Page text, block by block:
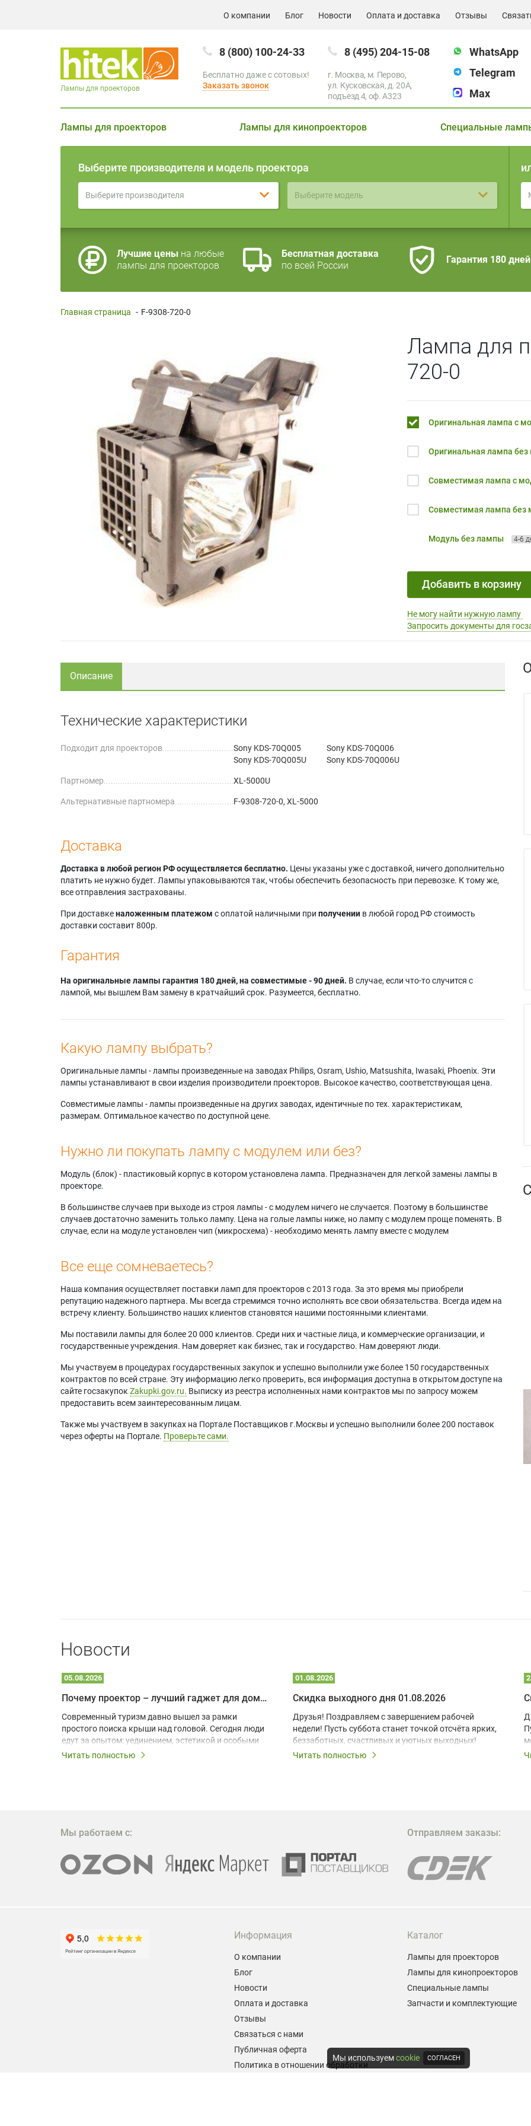
О компании Блог Новости Оплата и доставка Отзывы
8 (800) 100-24-33
Бесплатно даже с сотовых!
Заказать звонок
8 (495) 204-15-08
г. Москва, м. Перово,
ул. Кусковская, д. 20А,
подъезд 4, оф. A323
WhatsApp
Telegram
Max
Лампы для проекторов
Лампы для проекторов Лампы для кинопроекторов Специальные
Выберите производителя и модель проектора
Выберите производителя Выберите модель
Лучшие цены на любые
лампы для проекторов
Бесплатная доставка
по всей России
Гарантия 180 дней
Главная страница - F-9308-720-0
Лампа для
720-0
Оригинальная лампа с
Оригинальная лампа без
Совместимая лампа с
Совместимая лампа без
Модуль без лампы 4-6
Добавить в корзину
Не могу найти нужную лампу
Запросить документы для
Описание
Технические характеристики
Подходит для проекторов
Sony KDS-70Q005
Sony KDS-70Q005U
Sony KDS-70Q006
Sony KDS-70Q006U
Партномер XL-5000U
Альтернативные партномера F-9308-720-0, XL-5000
Доставка
Доставка в любой регион РФ осуществляется бесплатно. Цены указаны уже с доставкой, ничего дополнительно
платить не нужно будет. Лампы упаковываются так, чтобы обеспечить безопасность при перевозке. К тому же,
все отправления застрахованы.
При доставкеналоженным платежом с оплатой наличными при получении в любой город РФ стоимость
доставки составит 800р.
Гарантия
На оригинальные лампы гарантия 180 дней, на совместимые - 90 дней. В случае, если что-то случится с
лампой, мы вышлем Вам замену в кратчайший срок. Разумеется, бесплатно.
Какую лампу выбрать?
Оригинальные лампы - лампы произведенные на заводах Philips, Osram, Ushio, Matsushita, Iwasaki, Phoenix. Эти
лампы устанавливают в свои изделия производители проекторов. Высокое качество, соответствующая цена.
Совместимые лампы - лампы произведенные на других заводах, идентичные по тех. характеристикам,
размерам. Оптимальное качество по доступной цене.
Нужно ли покупать лампу с модулем или без?
Модуль (блок) - пластиковый корпус в котором установлена лампа. Предназначен для легкой замены лампы в
проекторе.
В большинстве случаев при выходе из строя лампы - с модулем ничего не случается. Поэтому в большинстве
случаев достаточно заменить только лампу. Цена на голые лампы ниже, но лампу с модулем проще поменять. В
случае, если на модуле установлен чип (микросхема) - необходимо менять лампу вместе с модулем
Все еще сомневаетесь?
Наша компания осуществляет поставки ламп для проекторов с 2013 года. За это время мы приобрели
репутацию надежного партнера. Мы всегда стремимся точно исполнять все свои обязательства. Всегда идем на
встречу клиенту. Большинство наших клиентов становятся нашими постоянными клиентами.
Мы поставили лампы для более 20 000 клиентов. Среди них и частные лица, и коммерческие организации, и
государственные учреждения. Нам доверяет как бизнес, так и государство. Нам доверяют люди.
Мы участвуем в процедурах государственных закупок и успешно выполнили уже более 150 государственных
контрактов по всей стране. Эту информацию легко проверить, вся информация доступна в открытом доступе на
сайте госзакупок Zakupki.gov.ru. Выписку из реестра исполненных нами контрактов мы по запросу можем
предоставить всем заинтересованным лицам.
Также мы участвуем в закупках на Портале Поставщиков г.Москвы и успешно выполнили более 200 поставок
через оферты на Портале. Проверьте сами.
Новости
05.08.2026
Почему проектор – лучший гаджет для домика в глэмпинге
Современный туризм давно вышел за рамки
простого поиска крыши над головой. Сегодня люди
едут за опытом: уединением, эстетикой и особыми
ощущениями. Владельцы A-frame домов,
эффективных и бюджетных способов стать
проектора.
Читать полностью
01.08.2026
Скидка выходного дня 01.08.2026
Друзья! Поздравляем с завершением рабочей
недели! Пусть суббота станет точкой отсчёта ярких,
беззаботных, счастливых и уютных выходных!
Читать полностью
Мы работаем с: Отправляем заказы:
Информация
О компании
Блог
Новости
Оплата и доставка
Отзывы
Связаться с нами
Публичная оферта
Политика в отношении обработки
Каталог
Лампы для проекторов
Лампы для кинопроекторов
Специальные лампы
Запчасти и комплектующие
Мы используемcookie СОГЛАСЕН